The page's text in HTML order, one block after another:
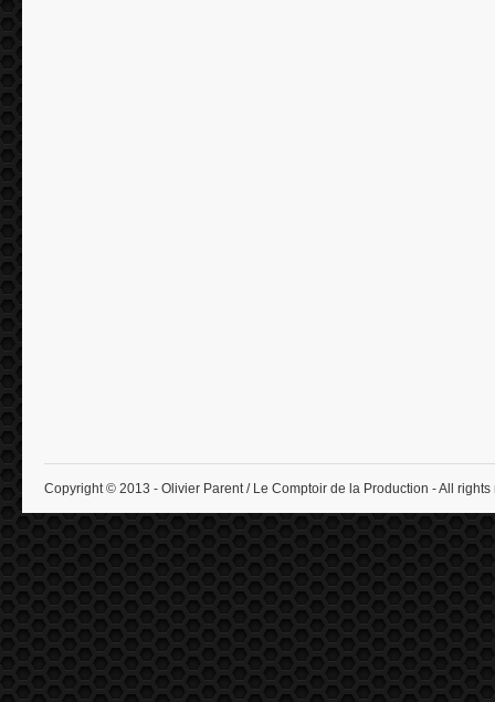
Copyright © 2013 - Olivier Parent / Le Comptoir de la Production - All rights